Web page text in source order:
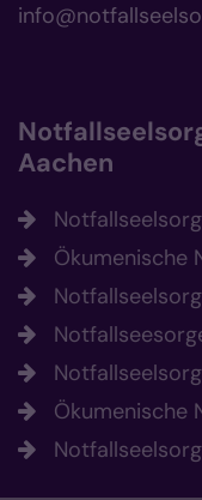
Aachen
Ökumenische
Ökumenische